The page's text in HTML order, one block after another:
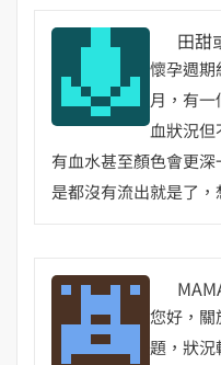
田甜
懷孕週期
月，有
血狀況但
有血水甚至顏色會更
是都沒有流出就是了
您好，關
題，狀況